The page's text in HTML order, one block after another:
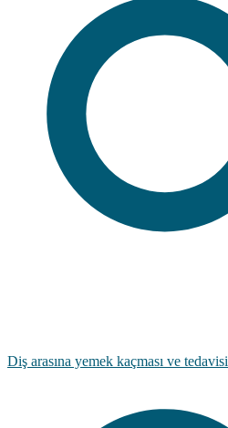
Diş arasına yemek kaçması ve tedavisi